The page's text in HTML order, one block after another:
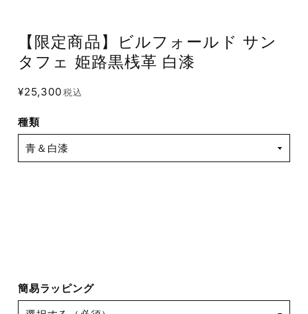
【限定商品】ビルフォールド サン
タフェ 姫路黒桟革 白漆
¥25,300 税込
種類
簡易ラッピング